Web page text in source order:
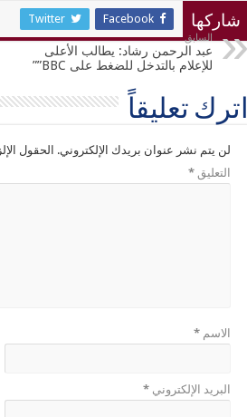
شاركها Facebook
Twitter
السابق
عبد الرحمن رشاد: يطالب الأعلى
للإعلام بالتدخل للضغط على BBC””
اترك تعليقاً
لن يتم نشر عنوان بريدك الإلكتروني. الحقول
التعليق*
الاسم*
البريد الإلكتروني*